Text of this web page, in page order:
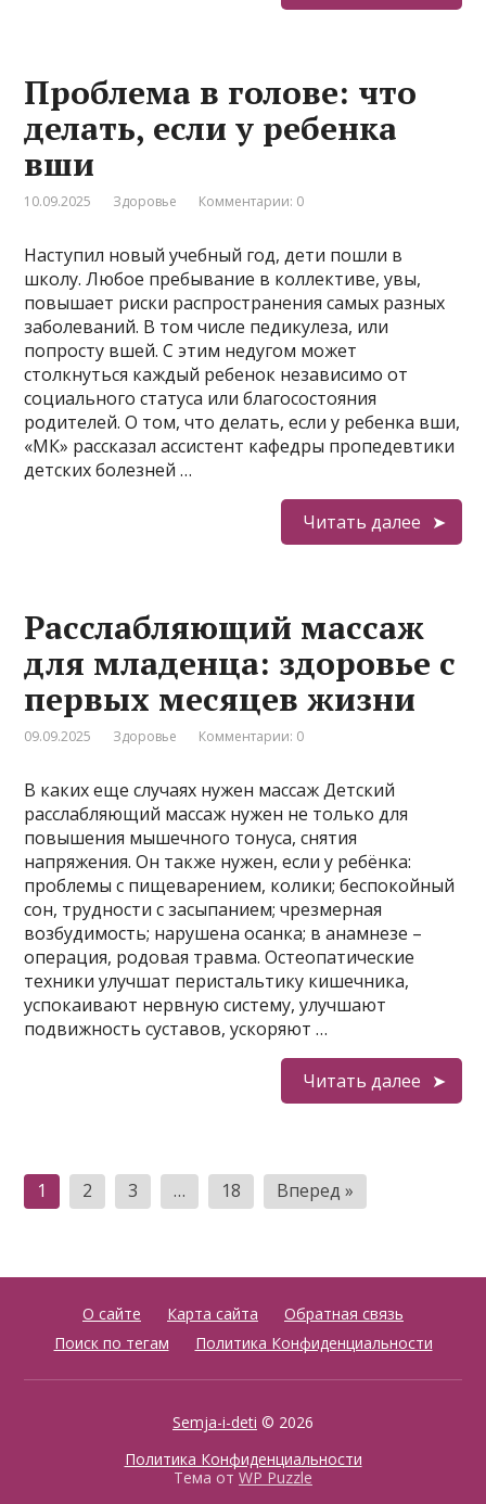
Проблема в голове: что
делать, если у ребенка
вши
10.09.2025 Здоровье Комментарии: 0
Наступил новый учебный год, дети пошли в
школу. Любое пребывание в коллективе, увы,
повышает риски распространения самых разных
заболеваний. В том числе педикулеза, или
попросту вшей. С этим недугом может
столкнуться каждый ребенок независимо от
социального статуса или благосостояния
родителей. О том, что делать, если у ребенка вши,
«МК» рассказал ассистент кафедры пропедевтики
детских болезней …
Читать далее
Расслабляющий массаж
для младенца: здоровье с
первых месяцев жизни
09.09.2025 Здоровье Комментарии: 0
В каких еще случаях нужен массаж Детский
расслабляющий массаж нужен не только для
повышения мышечного тонуса, снятия
напряжения. Он также нужен, если у ребёнка:
проблемы с пищеварением, колики; беспокойный
сон, трудности с засыпанием; чрезмерная
возбудимость; нарушена осанка; в анамнезе –
операция, родовая травма. Остеопатические
техники улучшат перистальтику кишечника,
успокаивают нервную систему, улучшают
подвижность суставов, ускоряют …
Читать далее
Пагинация
записей
1 2 3 … 18 Вперед »
О сайте Карта сайта
Обратная связь
Поиск по тегам
Политика Конфиденциальности
Semja-i-deti © 2026
Политика Конфиденциальности
Тема от WP Puzzle